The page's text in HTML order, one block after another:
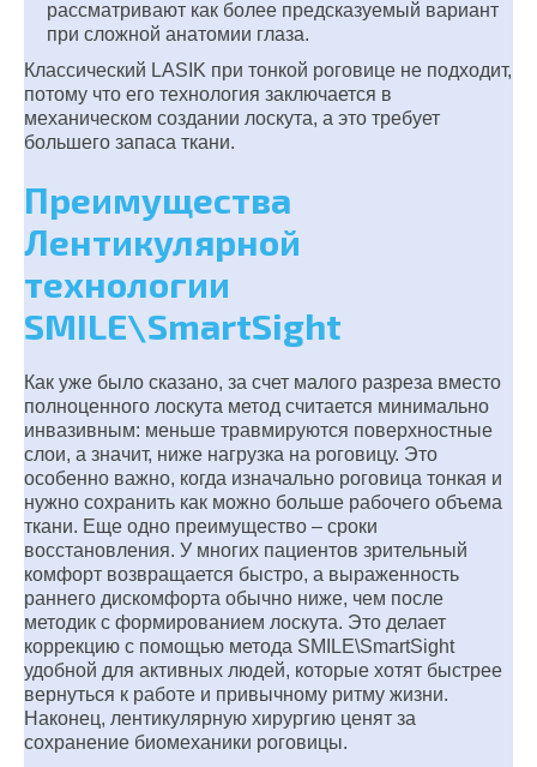
рассматривают как более предсказуемый вариант
при сложной анатомии глаза.
Классический LASIK при тонкой роговице не подходит,
потому что его технология заключается в
механическом создании лоскута, а это требует
большего запаса ткани.
Преимущества
Лентикулярной
технологии
SMILE\SmartSight
Как уже было сказано, за счет малого разреза вместо
полноценного лоскута метод считается минимально
инвазивным: меньше травмируются поверхностные
слои, а значит, ниже нагрузка на роговицу. Это
особенно важно, когда изначально роговица тонкая и
нужно сохранить как можно больше рабочего объема
ткани. Еще одно преимущество – сроки
восстановления. У многих пациентов зрительный
комфорт возвращается быстро, а выраженность
раннего дискомфорта обычно ниже, чем после
методик с формированием лоскута. Это делает
коррекцию с помощью метода SMILE\SmartSight
удобной для активных людей, которые хотят быстрее
вернуться к работе и привычному ритму жизни.
Наконец, лентикулярную хирургию ценят за
сохранение биомеханики роговицы.